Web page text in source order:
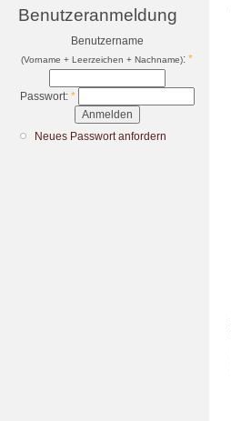
Benutzeranmeldung
Benutzername
(Vorname + Leerzeichen + Nachname): *
Passwort: *
Neues Passwort anfordern